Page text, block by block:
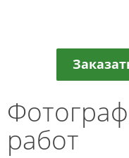
работ